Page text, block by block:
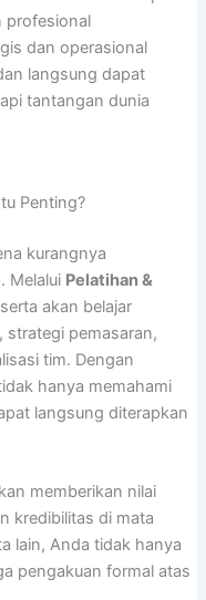
profesional
dan operasional
langsung dapat
tantangan dunia
Penting?
kurangnya
Melalui Pelatihan &
akan belajar
strategi pemasaran,
tim. Dengan
hanya memahami
langsung diterapkan
memberikan nilai
kredibilitas di mata
lain, Anda tidak hanya
pengakuan formal atas